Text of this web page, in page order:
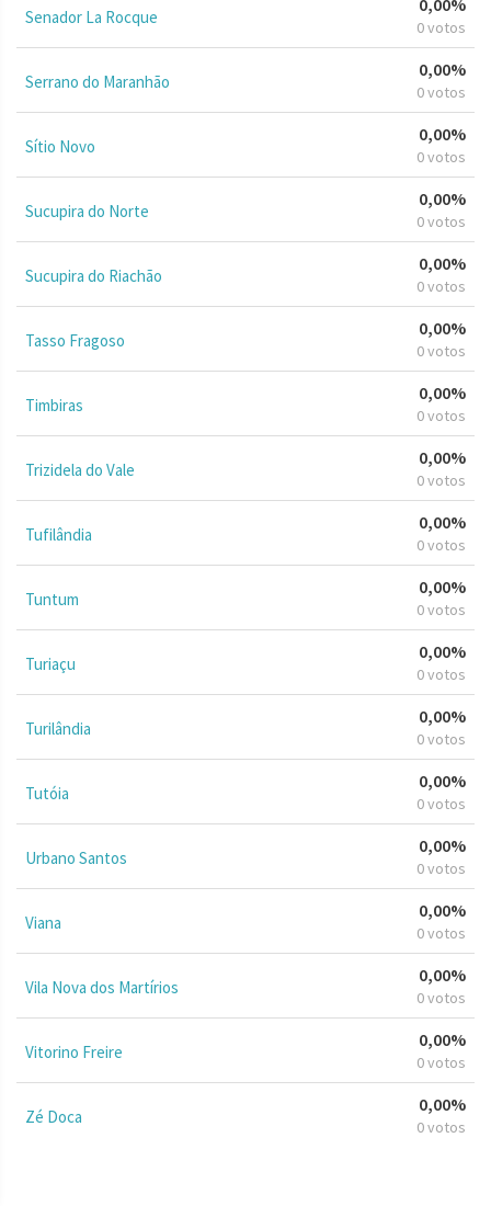
Senador La Rocque 0 votos
Serrano do Maranhão
0,00%
0 votos
Sítio Novo
0,00%
0 votos
Sucupira do Norte
0,00%
0 votos
Sucupira do Riachão
0,00%
0 votos
Tasso Fragoso
0,00%
0 votos
Timbiras
0,00%
0 votos
Trizidela do Vale
0,00%
0 votos
Tufilândia
0,00%
0 votos
Tuntum
0,00%
0 votos
Turiaçu
0,00%
0 votos
Turilândia
0,00%
0 votos
Tutóia
0,00%
0 votos
Urbano Santos
0,00%
0 votos
Viana
0,00%
0 votos
Vila Nova dos Martírios
0,00%
0 votos
Vitorino Freire
0,00%
0 votos
Zé Doca
0,00%
0 votos